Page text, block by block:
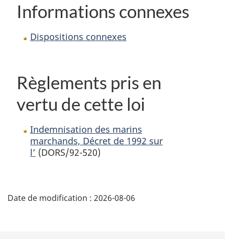
Informations connexes
Dispositions connexes
Règlements pris en
vertu de cette loi
Indemnisation des marins
marchands, Décret de 1992 sur
l’ (DORS/92-520)
é
Date de modification : 2026-08-06